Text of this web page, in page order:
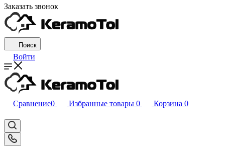
Заказать звонок
Поиск
Войти
Сравнение0 Избранные товары 0 Корзина 0